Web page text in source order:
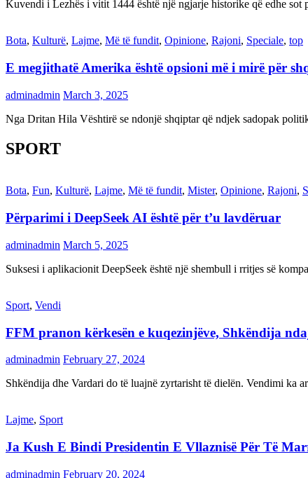
Kuvendi i Lezhës i vitit 1444 është një ngjarje historike që edhe
Bota, Kulturë, Lajme, Më të fundit, Opinione, Rajoni, Speciale, top
E megjithatë Amerika është opsioni më i mirë për
adminadmin March 3, 2025
Nga Dritan Hila Vështirë se ndonjë shqiptar që ndjek sadopak
SPORT
Bota, Fun, Kulturë, Lajme, Më të fundit, Mister, Opinione, Rajoni,
Përparimi i DeepSeek AI është për t’u lavdëruar
adminadmin March 5, 2025
Suksesi i aplikacionit DeepSeek është një shembull i rritjes së
Sport, Vendi
FFM pranon kërkesën e kuqezinjëve, Shkëndija
adminadmin February 27, 2024
Shkëndija dhe Vardari do të luajnë zyrtarisht të dielën. Vendimi ka
Lajme, Sport
Ja Kush E Bindi Presidentin E Vllaznisë Për Të
adminadmin February 20, 2024